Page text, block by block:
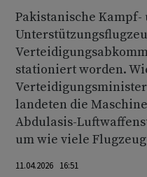
Pakistanische Kampf-
stationiert worden.
landeten die
Abdulasis-
um wie viele
11.04.2026 16:51